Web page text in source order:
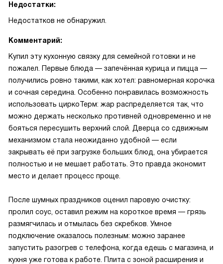
Недостатки:
Недостатков не обнаружил.
Комментарий:
Купил эту кухонную связку для семейной готовки и не
пожалел. Первые блюда — запечённая курица и пицца —
получились ровно такими, как хотел: равномерная корочка
и сочная середина. Особенно понравилась возможность
использовать циркоТерм: жар распределяется так, что
можно держать несколько противней одновременно и не
бояться пересушить верхний слой. Дверца со сдвижным
механизмом стала неожиданно удобной — если
закрывать её при загрузке больших блюд, она убирается
полностью и не мешает работать. Это правда экономит
место и делает процесс проще.
После шумных праздников оценил паровую очистку:
пролил соус, оставил режим на короткое время — грязь
размягчилась и отмылась без скребков. Умное
подключение оказалось полезным: можно заранее
запустить разогрев с телефона, когда едешь с магазина, и
кухня уже готова к работе. Плита с зоной расширения и